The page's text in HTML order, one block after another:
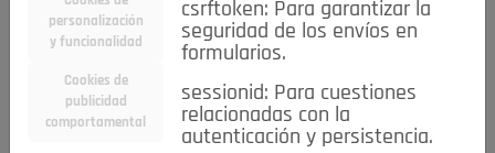
TODAS Deporte Bicicletas Deportes y Ocio
Electrodomésticos
Niños y Bebés Inmobiliaria Construcción y Reformas
Moda Accesorios Ropa Motor
personalización
y funcionalidad
Cookies de
publicidad
comportamental
csrftoken: Para garantizar la
seguridad de los envíos en
formularios.
sessionid: Para cuestiones
relacionadas con la
autenticación y persistencia.